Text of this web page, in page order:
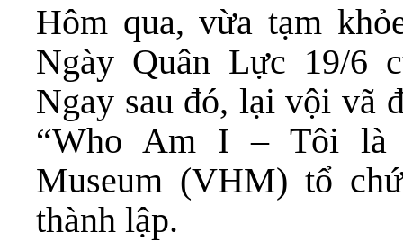
Hôm qua, vừa tạm
Ngày Quân Lực 19/6
Ngay sau đó, lại vội vã
“Who Am I – Tôi là
Museum (VHM) tổ
thành lập.